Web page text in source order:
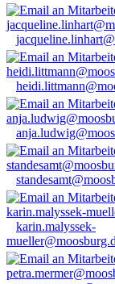
karin.malyssek-